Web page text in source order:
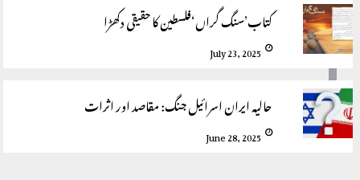
کتاب’سنگ گراں‘فلسطین کا حقیقی دکھڑا
July 23, 2025
حالیہ ایران اسرائیل جنگ: مقاصد اور اثرات
June 28, 2025